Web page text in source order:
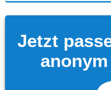
Jetzt